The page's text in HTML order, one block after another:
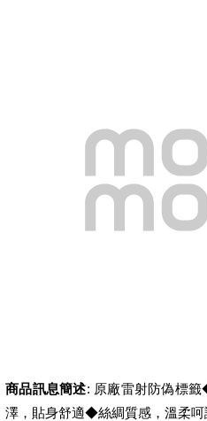
商品訊息簡述: 原廠雷射防偽標
澤，貼身舒適◆絲綢質感，溫柔